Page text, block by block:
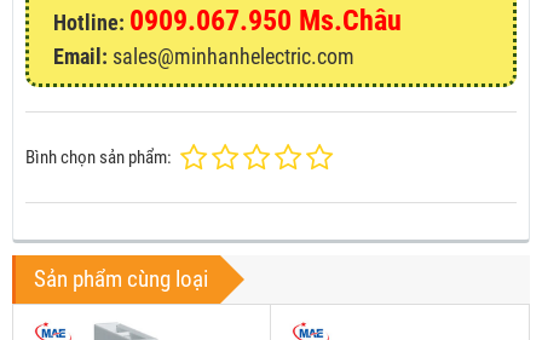
Hotline: 0909.067.950 Ms.Châu
Email: sales@minhanhelectric.com
Bình chọn sản phẩm:
Sản phẩm cùng loại